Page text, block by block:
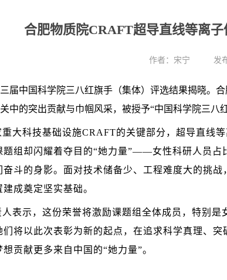
合肥物质院CRAFT超导直线等离
作者： 宋宁 发
届中国科学院三八红旗手（集体）评选结果揭晓。
中的突出贡献与巾帼风采，被授予“中国科学院三八
大科技基础设施CRAFT的关键部分，超导直线
题组却闪耀着夺目的“她力量”——女性科研人员占
奋斗的身影。面对技术储备少、工程难度大的挑
成奠定坚实基础。
人表示，这份荣誉将激励课题组全体成员，特别
们将以此次表彰为新的起点，在追求科学真理、
贡献更多来自中国的“她力量”。